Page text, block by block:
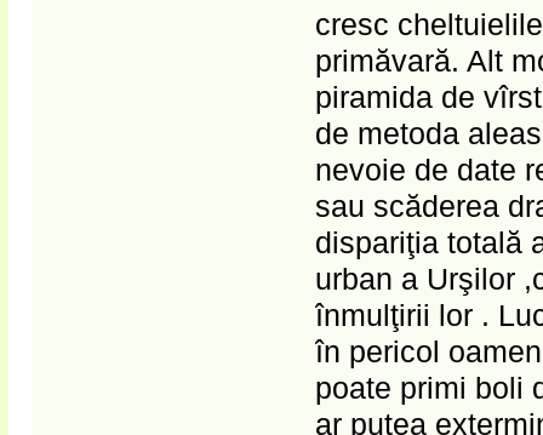
cresc
primăvară. Alt
piramida de
de metoda
nevoie de date
sau scăderea
dispariţia totală
urban a Urşilor
înmulţirii lor .
în pericol
poate primi boli
ar putea